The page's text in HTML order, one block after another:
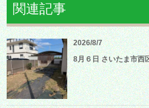
関連記事
2026/8/7
8月６日 さいたま市西